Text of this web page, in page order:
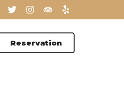
Reservation